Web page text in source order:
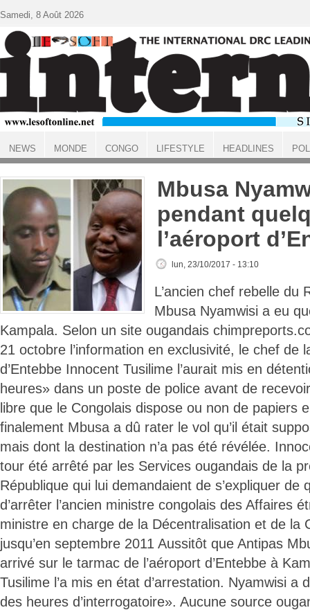
ACCUEIL
Mbusa
pendant
l’aéroport
lun, 23/10/2017 - 13:10
L’ancien chef rebelle du
Mbusa Nyamwisi a eu
Kampala. Selon un site ougandais
21 octobre l’information en exclusivité, le chef de
d’Entebbe Innocent Tusilime l’aurait mis en
heures» dans un poste de police avant de
libre que le Congolais dispose ou non de papiers
finalement Mbusa a dû rater le vol qu’il était
mais dont la destination n’a pas été révélée.
tour été arrêté par les Services ougandais de la
République qui lui demandaient de s’expliquer de
d’arrêter l’ancien ministre congolais des Affaires
ministre en charge de la Décentralisation et de la
jusqu’en septembre 2011 Aussitôt que Antipas
arrivé sur le tarmac de l’aéroport d’Entebbe à
Tusilime l’a mis en état d’arrestation. Nyamwisi a
des heures d’interrogatoire». Aucune source
Samedi, 8 Août 2026
NEWS MONDE CONGO LIFESTYLE HEADLINES